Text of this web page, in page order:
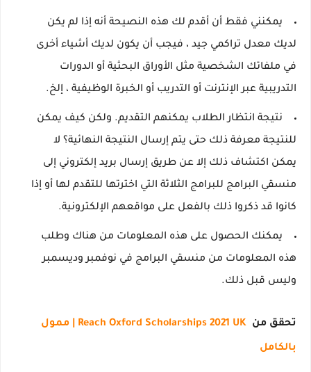
يمكنني فقط أن أقدم لك هذه النصيحة أنه إذا لم يكن
لديك معدل تراكمي جيد ، فيجب أن يكون لديك أشياء أخرى
في ملفاتك الشخصية مثل الأوراق البحثية أو الدورات
التدريبية عبر الإنترنت أو التدريب أو الخبرة الوظيفية ، إلخ.
نتيجة انتظار الطلاب يمكنهم التقديم. ولكن كيف يمكن
للنتيجة معرفة ذلك حتى يتم إرسال النتيجة النهائية؟ لا
يمكن اكتشاف ذلك إلا عن طريق إرسال بريد إلكتروني إلى
منسقي البرامج للبرامج الثلاثة التي اخترتها للتقدم لها أو إذا
كانوا قد ذكروا ذلك بالفعل على مواقعهم الإلكترونية.
يمكنك الحصول على هذه المعلومات من هناك وطلب
هذه المعلومات من منسقي البرامج في نوفمبر وديسمبر
وليس قبل ذلك.
تحقق من Reach Oxford Scholarships 2021 UK | ممول
بالكامل